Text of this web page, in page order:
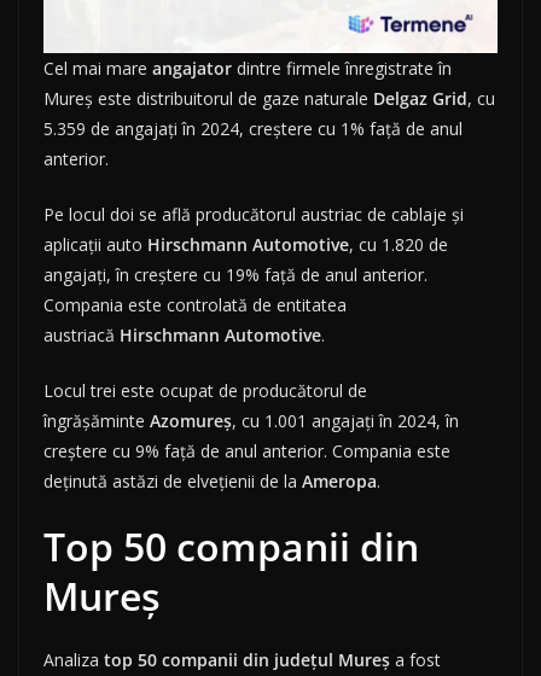
Cel mai mare angajator dintre firmele înregistrate în
Mureș este distribuitorul de gaze naturale Delgaz Grid, cu
5.359 de angajați în 2024, creștere cu 1% față de anul
anterior.
Pe locul doi se află producătorul austriac de cablaje și
aplicații auto Hirschmann Automotive, cu 1.820 de
angajați, în creștere cu 19% față de anul anterior.
Compania este controlată de entitatea
austriacă Hirschmann Automotive.
Locul trei este ocupat de producătorul de
îngrășăminte Azomureș, cu 1.001 angajați în 2024, în
creștere cu 9% față de anul anterior. Compania este
deținută astăzi de elvețienii de la Ameropa.
Top 50 companii din
Mureș
Analiza top 50 companii din județul Mureș a fost